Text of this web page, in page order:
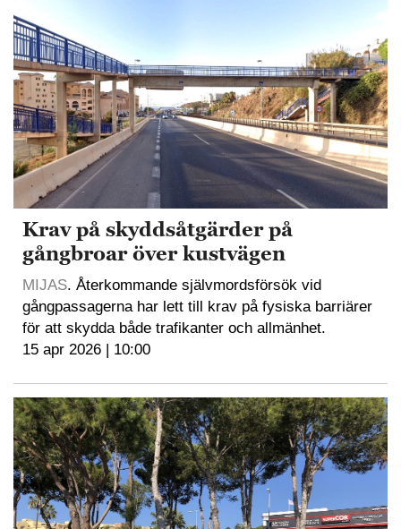
Krav på skyddsåtgärder på
gångbroar över kustvägen
MIJAS. Återkommande självmordsförsök vid
gångpassagerna har lett till krav på fysiska barriärer
för att skydda både trafikanter och allmänhet.
15 apr 2026 | 10:00